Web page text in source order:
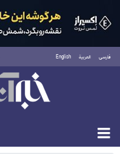
فارسی العربية English
پنجشنبه ۱۵ مرداد ۱۴۰۵